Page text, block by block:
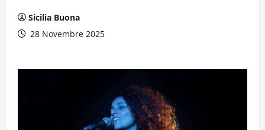
Sicilia Buona
28 Novembre 2025